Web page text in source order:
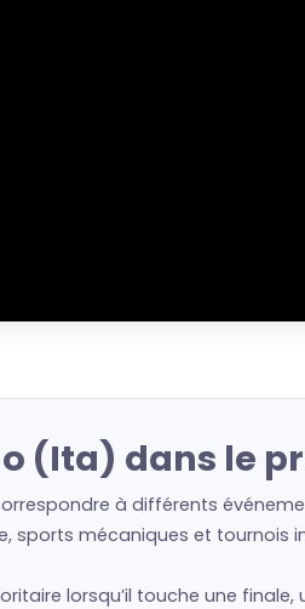
(Ita) dans le
à différents
sports mécaniques et tournois
lorsqu’il touche une